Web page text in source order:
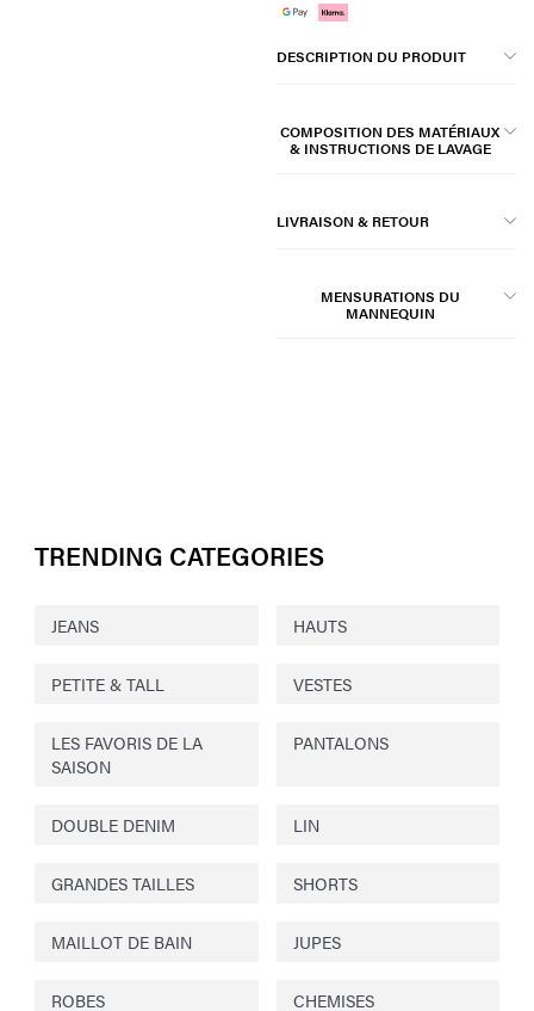
DESCRIPTION DU PRODUIT
COMPOSITION DES MATÉRIAUX
& INSTRUCTIONS DE LAVAGE
LIVRAISON & RETOUR
MENSURATIONS DU
MANNEQUIN
TRENDING CATEGORIES
JEANS HAUTS
PETITE & TALL VESTES
LES FAVORIS DE LA
SAISON
PANTALONS
DOUBLE DENIM LIN
GRANDES TAILLES SHORTS
MAILLOT DE BAIN JUPES
ROBES CHEMISES